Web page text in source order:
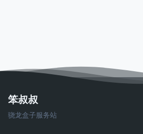
笨叔叔
骁龙盒子服务站